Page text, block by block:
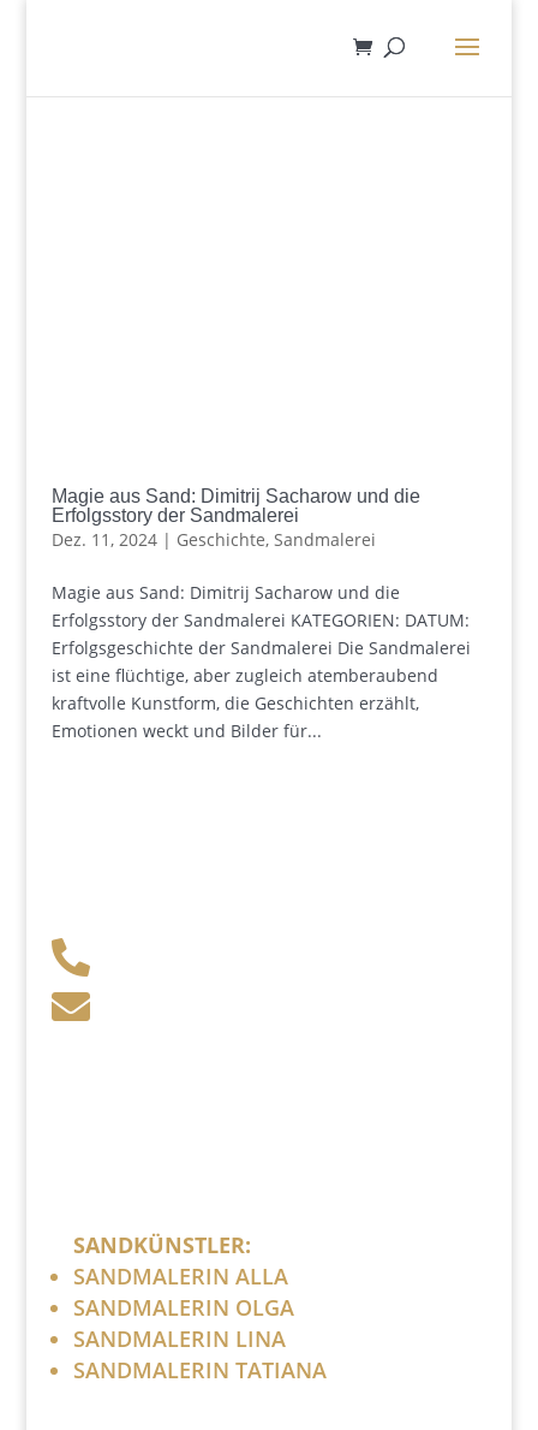
Magie aus Sand: Dimitrij Sacharow und die
Erfolgsstory der Sandmalerei
Dez. 11, 2024| Geschichte, Sandmalerei
Magie aus Sand: Dimitrij Sacharow und die
Erfolgsstory der Sandmalerei KATEGORIEN: DATUM:
Erfolgsgeschichte der Sandmalerei Die Sandmalerei
ist eine flüchtige, aber zugleich atemberaubend
kraftvolle Kunstform, die Geschichten erzählt,
Emotionen weckt und Bilder für...


SANDKÜNSTLER:
SANDMALERIN ALLA
SANDMALERIN OLGA
SANDMALERIN LINA
SANDMALERIN TATIANA